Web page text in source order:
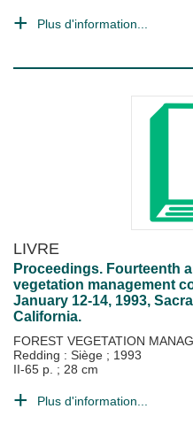
Plus d'information...
LIVRE
Proceedings. Fourteenth
vegetation management
January 12-14, 1993,
California.
FOREST VEGETATION
Redding : Siège ; 1993
II-65 p. ; 28 cm
Plus d'information...